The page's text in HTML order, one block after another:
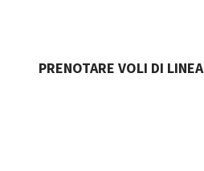
PRENOTARE VOLI DI LINEA